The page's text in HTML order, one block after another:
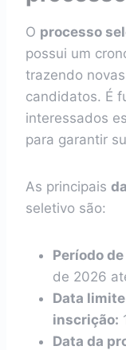
O processo
possui um
trazendo
candidatos. É
interessados
para garantir
As principais
seletivo são:
Período
de 2026
Data
inscrição:
Data da